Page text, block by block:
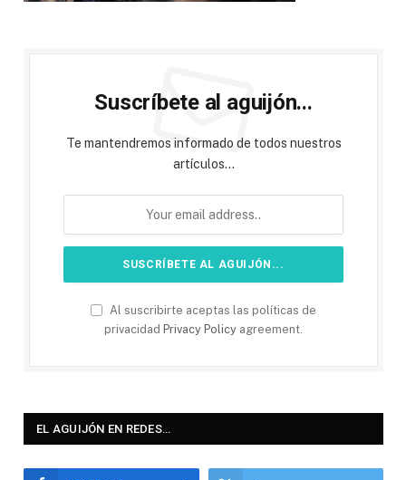
Suscríbete al aguijón...
Te mantendremos informado de todos nuestros
artículos...
Al suscribirte aceptas las políticas de
privacidad Privacy Policy agreement.
EL AGUIJÓN EN REDES…